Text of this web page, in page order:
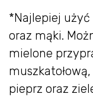
*Najlepiej
oraz mąki.
mielone
pieprz oraz